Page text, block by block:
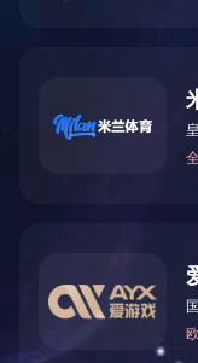
电 话：0551-64203668
邮 箱：
地 址：安徽省合肥市瑶海